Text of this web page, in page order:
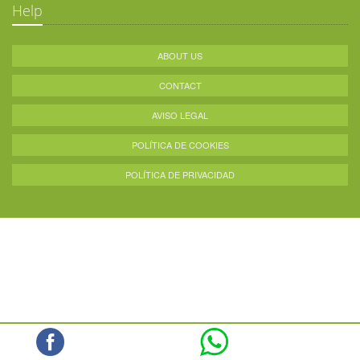
Help
ABOUT US
CONTACT
AVISO LEGAL
POLÍTICA DE COOKIES
POLÍTICA DE PRIVACIDAD